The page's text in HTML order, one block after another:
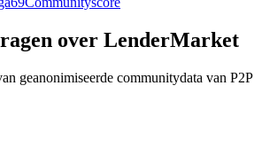
over LenderMarket
geanonimiseerde communitydata van P2P